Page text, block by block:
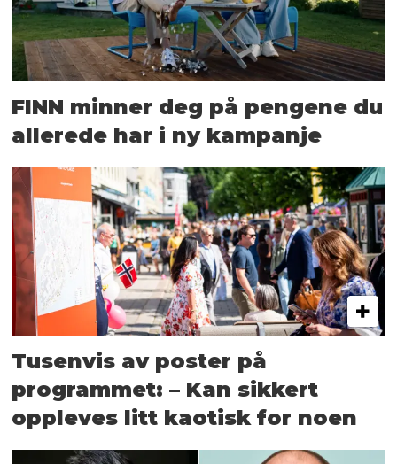
FINN minner deg på pengene du
allerede har i ny kampanje
Tusenvis av poster på
programmet: – Kan sikkert
oppleves litt kaotisk for noen